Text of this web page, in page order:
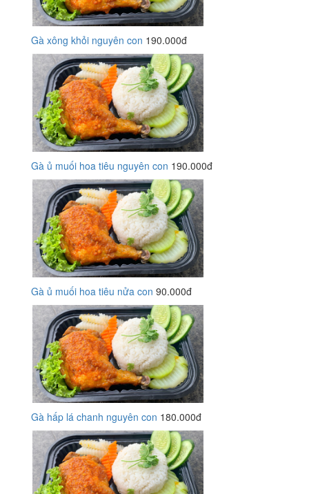
Gà xông khỏi nguyên con 190.000đ
Gà ủ muối hoa tiêu nguyên con 190.000đ
Gà ủ muối hoa tiêu nửa con 90.000đ
Gà hấp lá chanh nguyên con 180.000đ